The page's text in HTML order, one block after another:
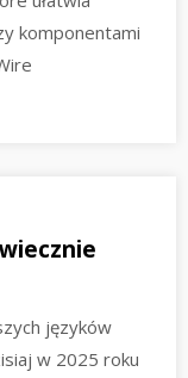
komponentami
języków
w 2025 roku